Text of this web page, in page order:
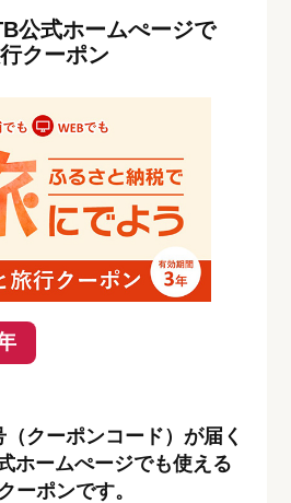
公式ホームぺージで
クーポン
クーポンコード）が届く
ホームぺージでも使える
ーポンです。